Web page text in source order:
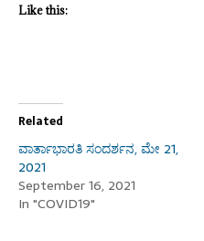
Like this:
Related
ವಾರ್ತಾಭಾರತಿ ಸಂದರ್ಶನ, ಮೇ 21,
2021
September 16, 2021
In "COVID19"